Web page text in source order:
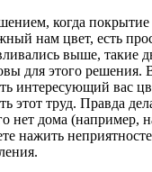
когда
нам цвет, есть
выше, такие
для этого решения.
интересующий вас
этот труд. Правда
нет дома (например,
нажить